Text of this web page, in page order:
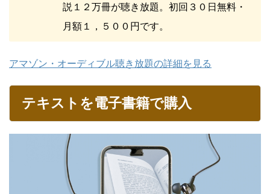
説１２万冊が聴き放題。初回３０日無料・
月額１，５００円です。
アマゾン・オーディブル聴き放題の詳細を見る
テキストを電子書籍で購入